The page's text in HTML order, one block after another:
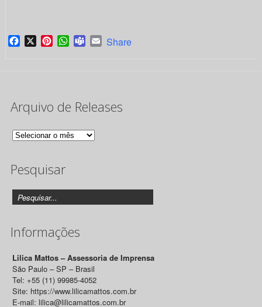
Facebook
X PinterestWhatsApp
TeamsEmail
Share
Arquivo de Releases
Arquivo
Releases
Pesquisar
Informações
Lilica Mattos – Assessoria de Imprensa
São Paulo – SP – Brasil
Tel: +55 (11) 99985-4052
Site: https://www.lilicamattos.com.br
E-mail: lilica@lilicamattos.com.br